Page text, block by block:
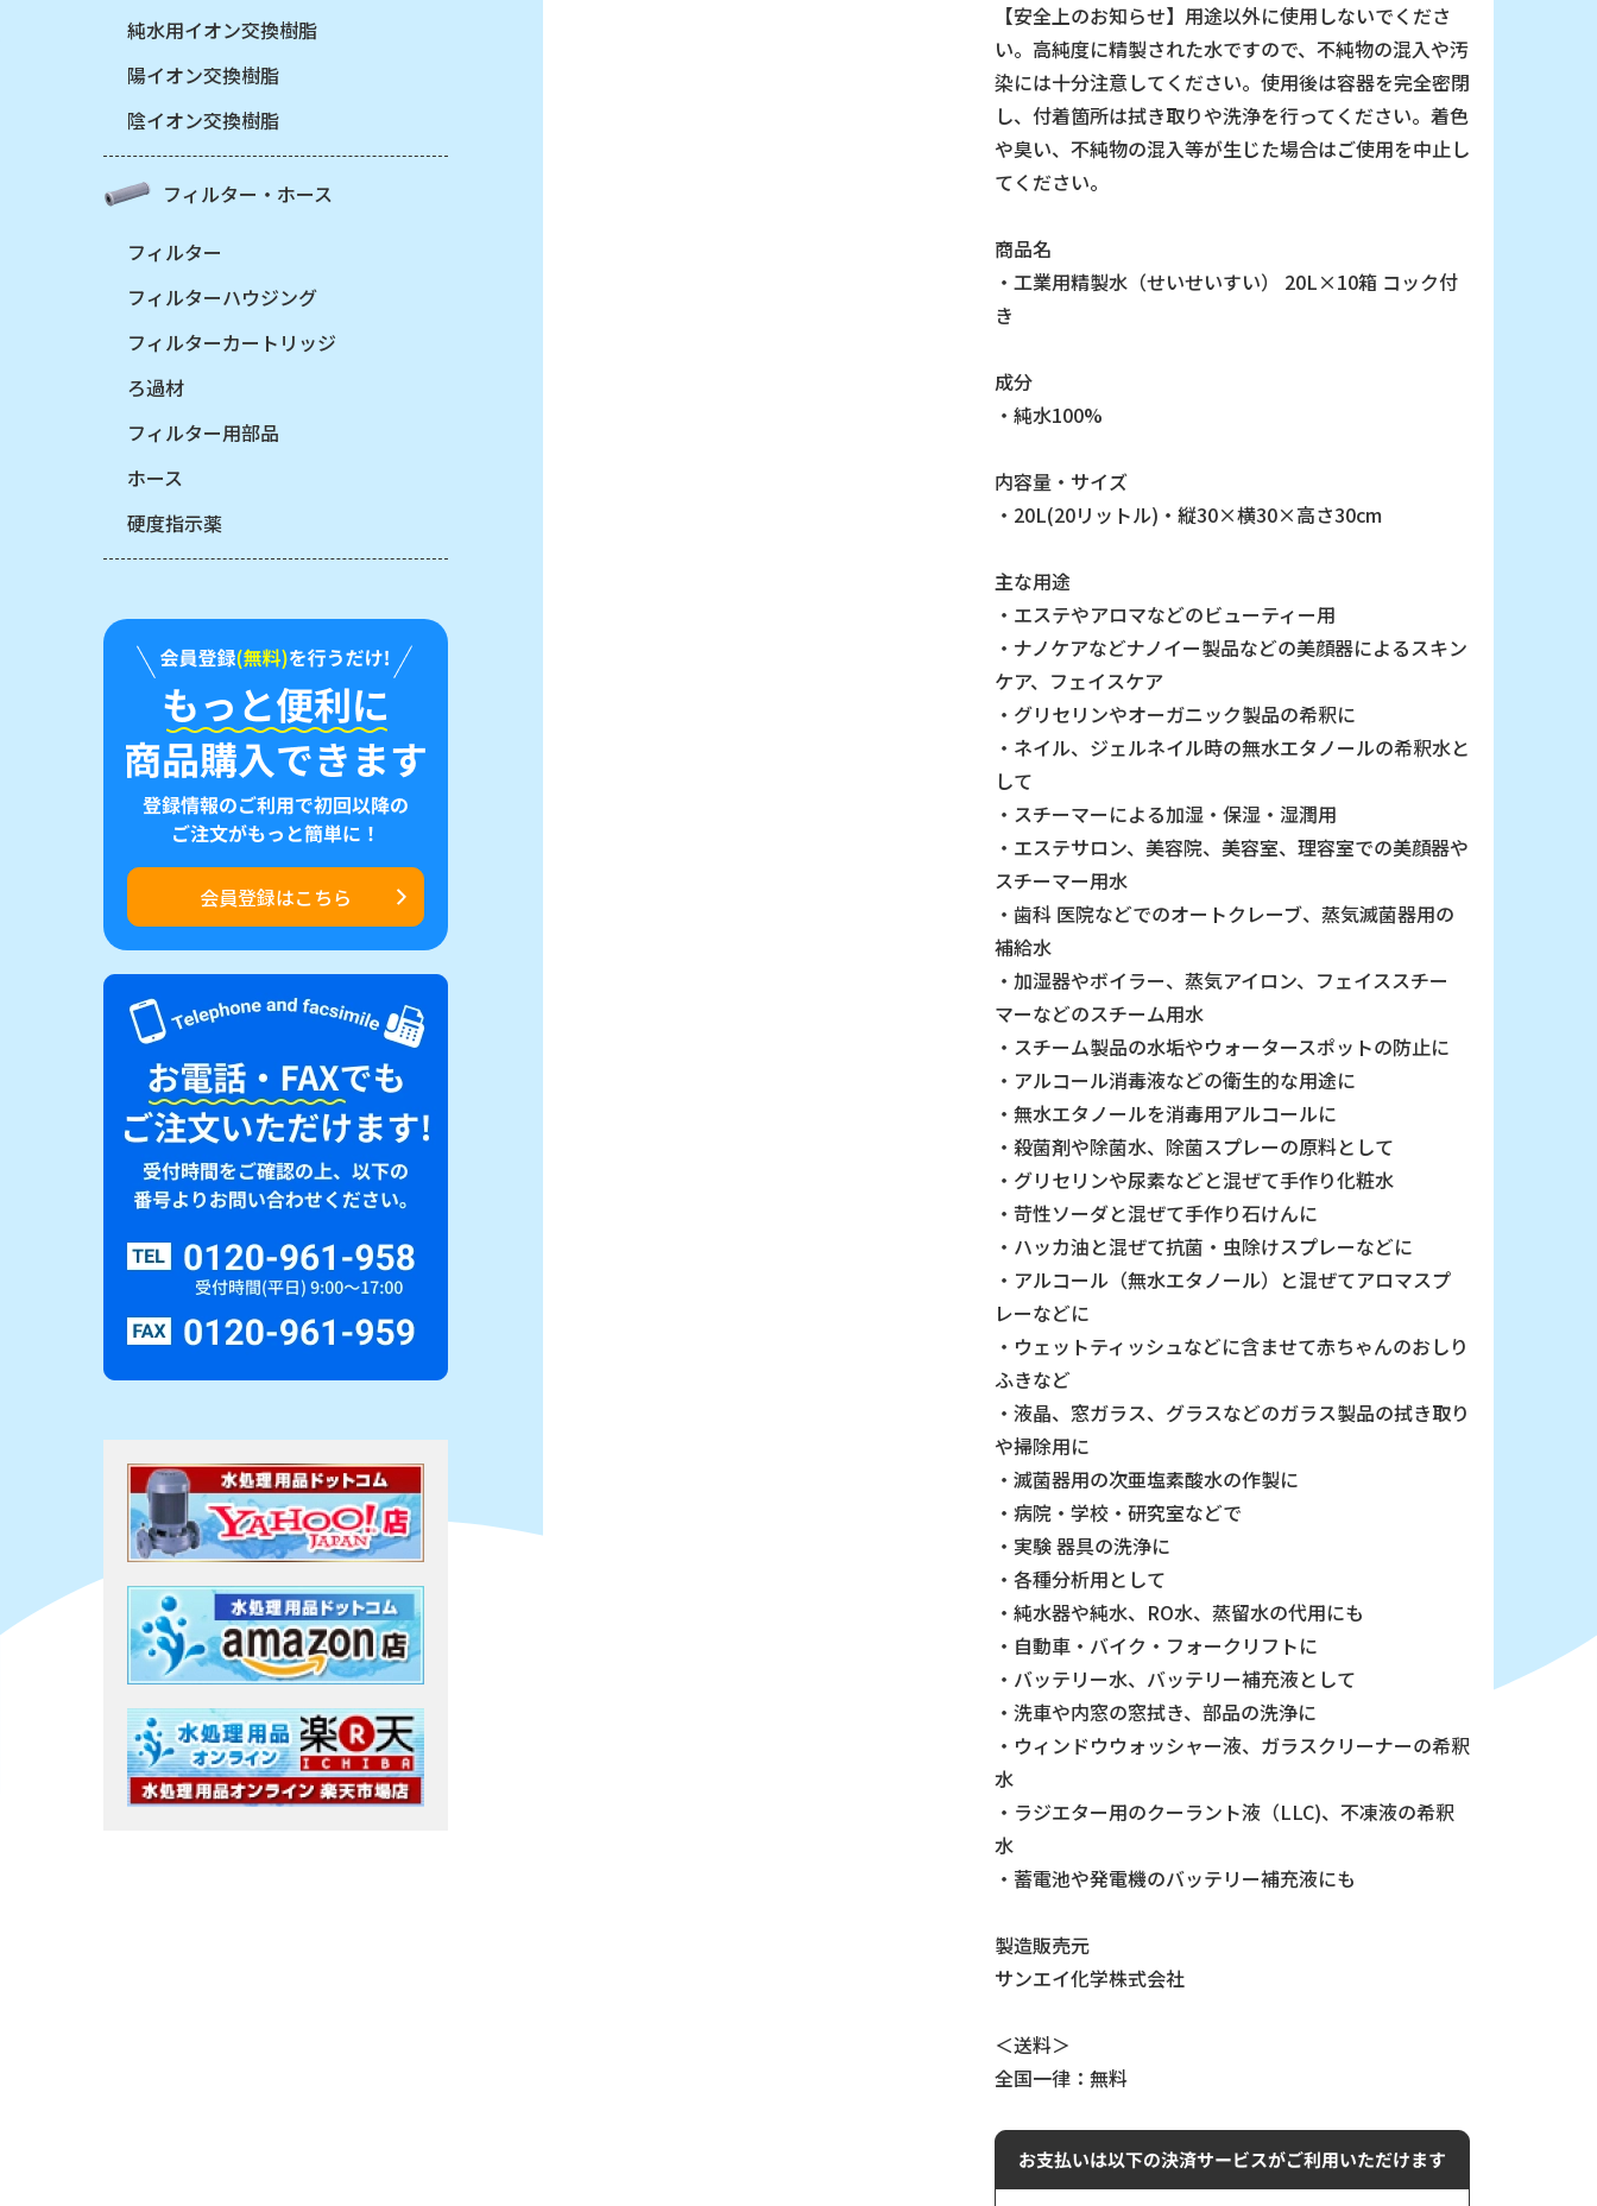
【安全上のお知らせ】用途以外に使用しないでくださ
い。高純度に精製された水ですので、不純物の混入や汚
染には十分注意してください。使用後は容器を完全密閉
し、付着箇所は拭き取りや洗浄を行ってください。着色
や臭い、不純物の混入等が生じた場合はご使用を中止し
てください。
商品名
・工業用精製水（せいせいすい） 20L×10箱 コック付
き
成分
・純水100%
内容量・サイズ
・20L(20リットル)・縦30×横30×高さ30cm
主な用途
・エステやアロマなどのビューティー用
・ナノケアなどナノイー製品などの美顔器によるスキン
ケア、フェイスケア
・グリセリンやオーガニック製品の希釈に
・ネイル、ジェルネイル時の無水エタノールの希釈水と
して
・スチーマーによる加湿・保湿・湿潤用
・エステサロン、美容院、美容室、理容室での美顔器や
スチーマー用水
・歯科 医院などでのオートクレーブ、蒸気滅菌器用の
補給水
・加湿器やボイラー、蒸気アイロン、フェイススチー
マーなどのスチーム用水
・スチーム製品の水垢やウォータースポットの防止に
・アルコール消毒液などの衛生的な用途に
・無水エタノールを消毒用アルコールに
・殺菌剤や除菌水、除菌スプレーの原料として
・グリセリンや尿素などと混ぜて手作り化粧水
・苛性ソーダと混ぜて手作り石けんに
・ハッカ油と混ぜて抗菌・虫除けスプレーなどに
・アルコール（無水エタノール）と混ぜてアロマスプ
レーなどに
・ウェットティッシュなどに含ませて赤ちゃんのおしり
ふきなど
・液晶、窓ガラス、グラスなどのガラス製品の拭き取り
や掃除用に
・滅菌器用の次亜塩素酸水の作製に
・病院・学校・研究室などで
・実験 器具の洗浄に
・各種分析用として
・純水器や純水、RO水、蒸留水の代用にも
・自動車・バイク・フォークリフトに
・バッテリー水、バッテリー補充液として
・洗車や内窓の窓拭き、部品の洗浄に
・ウィンドウウォッシャー液、ガラスクリーナーの希釈
水
・ラジエター用のクーラント液（LLC)、不凍液の希釈
水
・蓄電池や発電機のバッテリー補充液にも
製造販売元
サンエイ化学株式会社
＜送料＞
全国一律：無料
純水用イオン交換樹脂
陽イオン交換樹脂
陰イオン交換樹脂
フィルター・ホース
フィルター
フィルターハウジング
フィルターカートリッジ
ろ過材
フィルター用部品
ホース
硬度指示薬
会員登録はこちら